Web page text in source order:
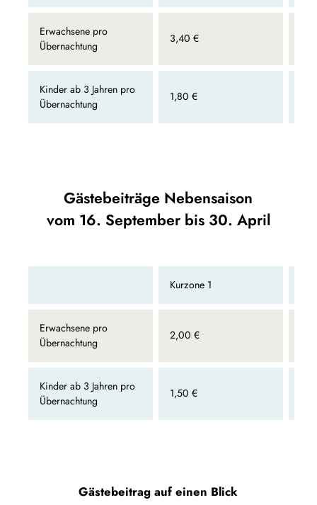
Erwachsene pro
Übernachtung
3,40 €
Kinder ab 3 Jahren pro
Übernachtung
1,80 €
Gästebeiträge Nebensaison
vom 16. September bis 30. April
Kurzone 1
Erwachsene pro
Übernachtung
2,00 €
Kinder ab 3 Jahren pro
Übernachtung
1,50 €
Gästebeitrag auf einen Blick